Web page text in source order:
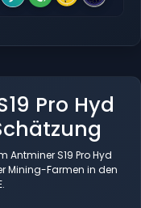
Pro Hyd
Antminer S19 Pro Hyd
Mining-Farmen in den